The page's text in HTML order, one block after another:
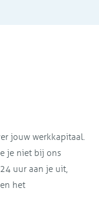
jouw werkkapitaal.
je niet bij ons
uur aan je uit,
het